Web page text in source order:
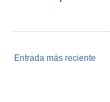
Entrada más reciente